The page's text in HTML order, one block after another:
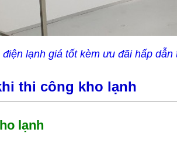
lạnh giá tốt kèm ưu đãi hấp dẫn
thi công kho lạnh
lạnh